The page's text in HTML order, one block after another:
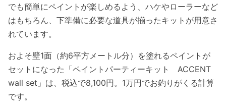
でも簡単にペイントが楽しめるよう、ハケやローラーなど
はもちろん、下準備に必要な道具が揃ったキットが用意さ
れています。
およそ壁1面（約6平方メートル分）を塗れるペイントが
セットになった「ペイントパーティーキット ACCENT
wall set」は、税込で8,100円。1万円でお釣りがくる計算
です。